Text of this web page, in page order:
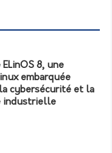
ELinOS 8, une
embarquée
cybersécurité et la
industrielle